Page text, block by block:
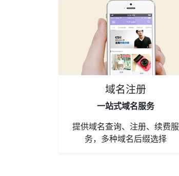
域名注册
一站式域名服务
提供域名查询、注册、续费服
务，多种域名后缀选择